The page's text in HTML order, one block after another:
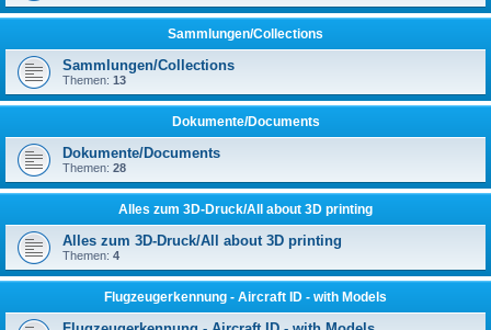
Sammlungen/Collections
Sammlungen/Collections
Themen: 13
Dokumente/Documents
Dokumente/Documents
Themen: 28
Alles zum 3D-Druck/All about 3D printing
Alles zum 3D-Druck/All about 3D printing
Themen: 4
Flugzeugerkennung - Aircraft ID - with Models